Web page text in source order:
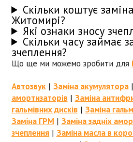
Скільки коштує
Житомирі?
Які ознаки зносу
Скільки часу займає
зчеплення?
Що ще ми можемо зробити для
Автозвук| Заміна акумулятора|
амортизаторів | Заміна
гальмівних дисків | Заміна
Заміна ГРМ | Заміна задніх
зчеплення | Заміна масла в